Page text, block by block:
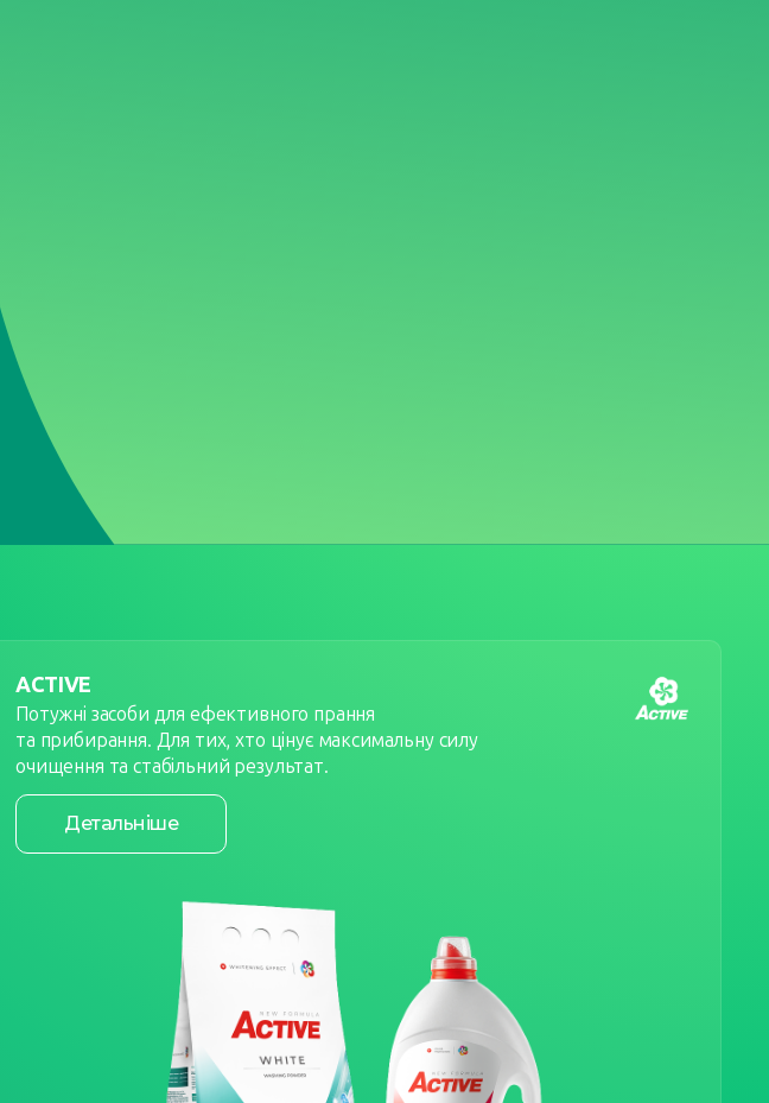
ACTIVE
Потужні засоби для ефективного прання
та прибирання. Для тих, хто цінує максимальну силу
очищення та стабільний результат.
Детальніше